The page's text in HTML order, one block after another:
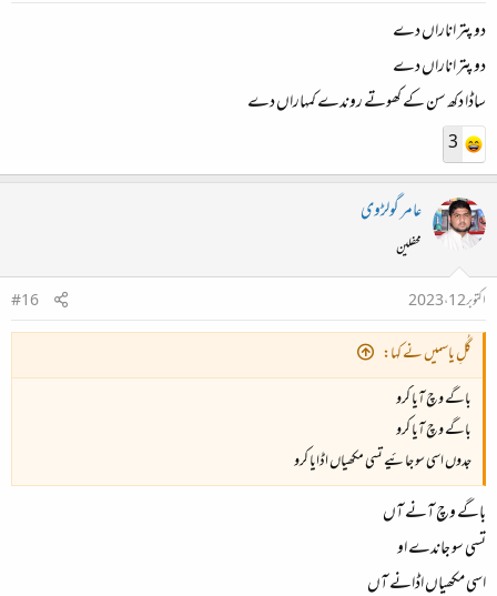
دو پتر اناراں دے
دو پتر اناراں دے
ساڈا دکھ سن کے کھوتے روندے کمہاراں دے
3
عامر گولڑوی
محفلین
اکتوبر 12، 2023
#16
گُلِ یاسمیں نے کہا:
باگے وچ آیا کرو
باگے وچ آیا کرو
جدوں اسی سو جائیے تسی مکھیاں اڈایا کرو
باگے وچ آنے آں
تسی سو جاندے او
اسی مکھیاں اڈانے آں